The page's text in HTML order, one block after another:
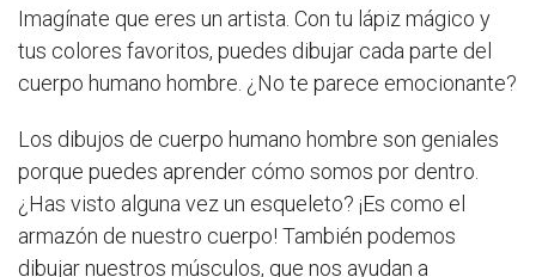
Imagínate que eres un artista. Con tu lápiz mágico y
tus colores favoritos, puedes dibujar cada parte del
cuerpo humano hombre. ¿No te parece emocionante?
Los dibujos de cuerpo humano hombre son geniales
porque puedes aprender cómo somos por dentro.
¿Has visto alguna vez un esqueleto? ¡Es como el
armazón de nuestro cuerpo! También podemos
dibujar nuestros músculos, que nos ayudan a